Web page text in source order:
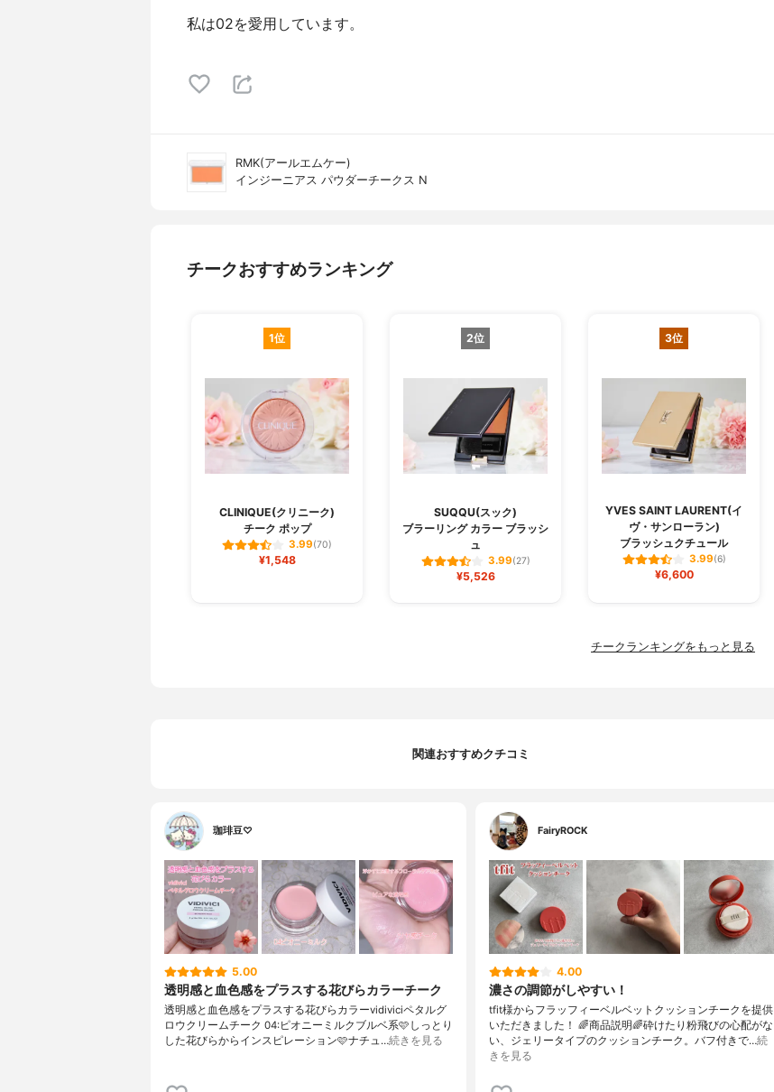
私は02を愛用しています。
RMK(アールエムケー)
インジーニアス パウダーチークス N
チークおすすめランキング
1位
CLINIQUE(クリニーク)
チーク ポップ
3.99(70)
¥1,548
2位
SUQQU(スック)
ブラーリング カラー ブラッシ
ュ
3.99(27)
¥5,526
3位
YVES SAINT LAURENT(イ
ヴ・サンローラン)
ブラッシュクチュール
3.99(6)
¥6,600
チークランキングをもっと見る
関連おすすめクチコミ
珈琲豆♡
5.00
透明感と血色感をプラスする花びらカラーチーク
透明感と血色感をプラスする花びらカラーvidiviciペタルグ
ロウクリームチーク 04:ピオニーミルクブルベ系🩷しっとり
した花びらからインスピレーション🩷ナチュ…続きを見る
FairyROCK
4.00
濃さの調節がしやすい！
tfit様からフラッフィーベルベットクッションチークを提供
いただきました！ 🌈商品説明🌈砕けたり粉飛びの心配がな
い、ジェリータイプのクッションチーク。バフ付きで…続
きを見る